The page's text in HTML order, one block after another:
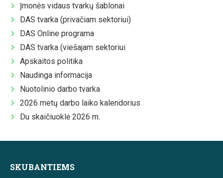
Įmonės vidaus tvarkų šablonai
DAS tvarka (privačiam sektoriui)
DAS Online programa
DAS tvarka (viešajam sektoriui
Apskaitos politika
Naudinga informacija
Nuotolinio darbo tvarka
2026 metų darbo laiko kalendorius
Du skaičiuoklė 2026 m.
SKUBANTIEMS